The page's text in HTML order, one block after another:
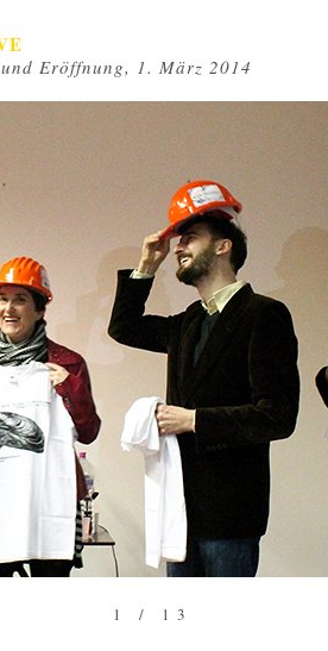
Eröffnung, 1. März 2014
1 / 13